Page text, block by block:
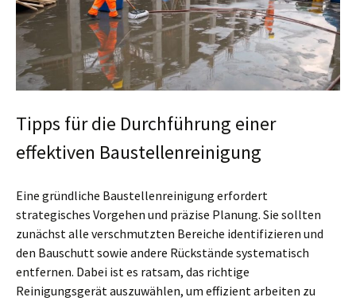
Tipps für die Durchführung einer
effektiven Baustellenreinigung
Eine gründliche Baustellenreinigung erfordert
strategisches Vorgehen und präzise Planung. Sie sollten
zunächst alle verschmutzten Bereiche identifizieren und
den Bauschutt sowie andere Rückstände systematisch
entfernen. Dabei ist es ratsam, das richtige
Reinigungsgerät auszuwählen, um effizient arbeiten zu